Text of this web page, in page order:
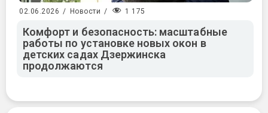
02.06.2026 / Новости / 1 175
Комфорт и безопасность: масштабные
работы по установке новых окон в
детских садах Дзержинска
продолжаются